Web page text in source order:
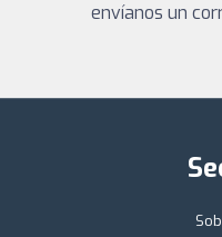
envíanos un